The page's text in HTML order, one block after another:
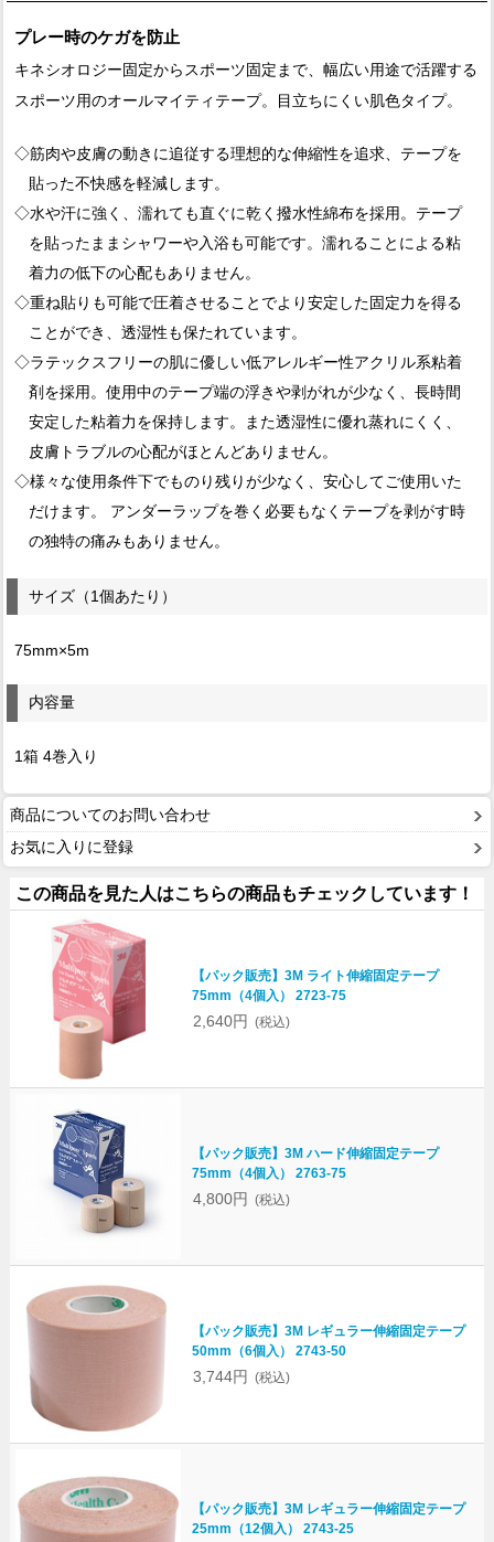
プレー時のケガを防止
キネシオロジー固定からスポーツ固定まで、幅広い用途で活躍する
スポーツ用のオールマイティテープ。目立ちにくい肌色タイプ。
◇筋肉や皮膚の動きに追従する理想的な伸縮性を追求、テープを
貼った不快感を軽減します。
◇水や汗に強く、濡れても直ぐに乾く撥水性綿布を採用。テープ
を貼ったままシャワーや入浴も可能です。濡れることによる粘
着力の低下の心配もありません。
◇重ね貼りも可能で圧着させることでより安定した固定力を得る
ことができ、透湿性も保たれています。
◇ラテックスフリーの肌に優しい低アレルギー性アクリル系粘着
剤を採用。使用中のテープ端の浮きや剥がれが少なく、長時間
安定した粘着力を保持します。また透湿性に優れ蒸れにくく、
皮膚トラブルの心配がほとんどありません。
◇様々な使用条件下でものり残りが少なく、安心してご使用いた
だけます。 アンダーラップを巻く必要もなくテープを剥がす時
の独特の痛みもありません。
サイズ（1個あたり）
75mm×5m
内容量
1箱 4巻入り
商品についてのお問い合わせ
お気に入りに登録
この商品を見た人はこちらの商品もチェックしています！
【パック販売】3M ライト伸縮固定テープ
75mm（4個入） 2723-75
2,640円 (税込)
【パック販売】3M ハード伸縮固定テープ
75mm（4個入） 2763-75
4,800円 (税込)
【パック販売】3M レギュラー伸縮固定テープ
50mm（6個入） 2743-50
3,744円 (税込)
【パック販売】3M レギュラー伸縮固定テープ
25mm（12個入） 2743-25